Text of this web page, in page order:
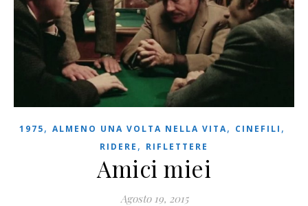
1975, ALMENO UNA VOLTA NELLA VITA, CINEFILI ,
RIDERE , RIFLETTERE
Amici miei
Agosto 19, 2015